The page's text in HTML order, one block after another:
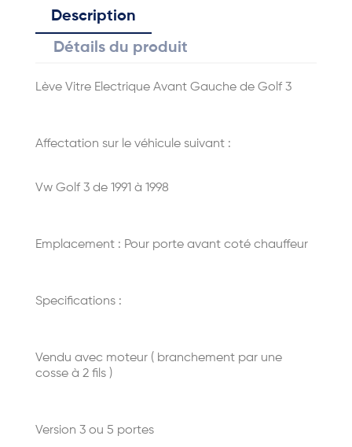
Description
Détails du produit
Lève Vitre Electrique Avant Gauche de Golf 3
Affectation sur le véhicule suivant :
Vw Golf 3 de 1991 à 1998
Emplacement : Pour porte avant coté chauffeur
Specifications :
Vendu avec moteur ( branchement par une
cosse à 2 fils )
Version 3 ou 5 portes